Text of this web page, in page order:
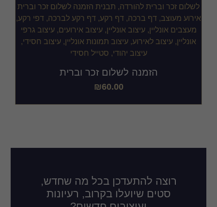
הזמנה לשלום זכר וברית
₪60.00
רוצה להתעדכן בכל מה שחדש,
סטים שיועלו בקרוב, רעיונות